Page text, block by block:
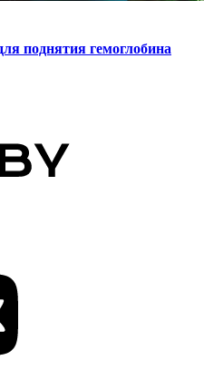
поднятия гемоглобина